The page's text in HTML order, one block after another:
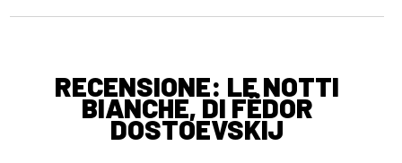
RECENSIONE: LE NOTTI
BIANCHE, DI FËDOR
DOSTOEVSKIJ